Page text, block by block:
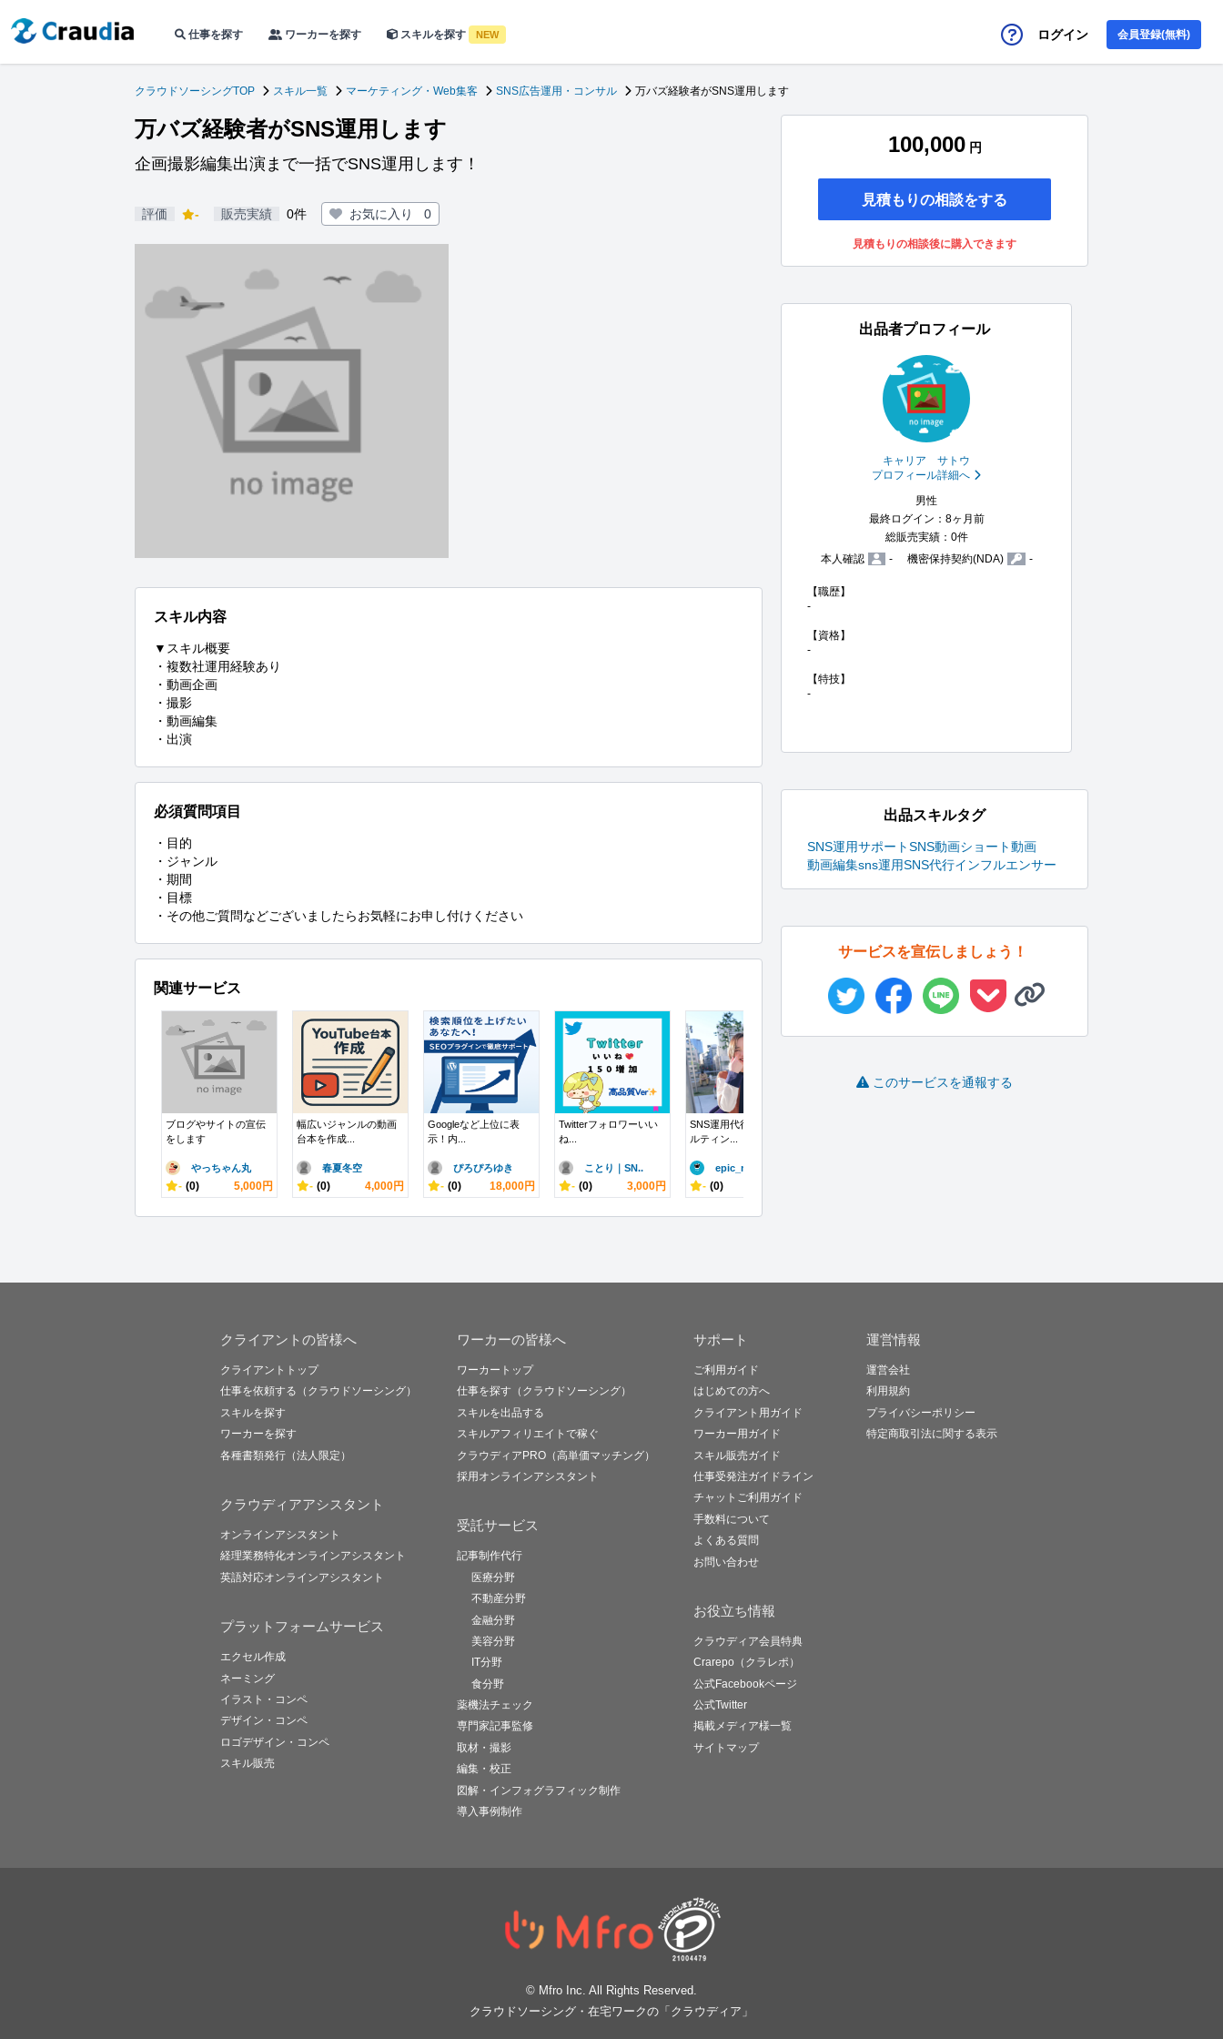
仕事を探す ワーカーを探す スキルを探す NEW ログイン 会員登録(無料)
クラウドソーシングTOP スキル一覧 マーケティング・Web集客 SNS広告運用・コンサル 万バズ経験者がSNS運用します
万バズ経験者がSNS運用します
企画撮影編集出演まで一括でSNS運用します！
評価 - 販売実績 0件 お気に入り 0
スキル内容
▼スキル概要
・複数社運用経験あり
・動画企画
・撮影
・動画編集
・出演
必須質問項目
・目的
・ジャンル
・期間
・目標
・その他ご質問などございましたらお気軽にお申し付けください
関連サービス
ブログやサイトの宣伝
をします
やっちゃん丸
- (0) 5,000円
幅広いジャンルの動画
台本を作成...
春夏冬空
- (0) 4,000円
Googleなど上位に表
示！内...
ぴろぴろゆき
- (0) 18,000円
Twitterフォロワーいい
ね...
ことり｜SN..
- (0) 3,000円
SNS運用代行・コンサ
ルティン...
epic_m..
- (0)
100,000 円
見積もりの相談をする
見積もりの相談後に購入できます
出品者プロフィール
キャリア サトウ
プロフィール詳細へ
男性
最終ログイン：8ヶ月前
総販売実績：0件
本人確認
- 機密保持契約(NDA) -
【職歴】
-
【資格】
-
【特技】
-
出品スキルタグ
SNS運用サポートSNS動画ショート動画
動画編集sns運用SNS代行インフルエンサー
サービスを宣伝しましょう！
このサービスを通報する
クライアントの皆様へ
クライアントトップ
仕事を依頼する（クラウドソーシング）
スキルを探す
ワーカーを探す
各種書類発行（法人限定）
クラウディアアシスタント
オンラインアシスタント
経理業務特化オンラインアシスタント
英語対応オンラインアシスタント
プラットフォームサービス
エクセル作成
ネーミング
イラスト・コンペ
デザイン・コンペ
ロゴデザイン・コンペ
スキル販売
ワーカーの皆様へ
ワーカートップ
仕事を探す（クラウドソーシング）
スキルを出品する
スキルアフィリエイトで稼ぐ
クラウディアPRO（高単価マッチング）
採用オンラインアシスタント
受託サービス
記事制作代行
医療分野
不動産分野
金融分野
美容分野
IT分野
食分野
薬機法チェック
専門家記事監修
取材・撮影
編集・校正
図解・インフォグラフィック制作
導入事例制作
サポート
ご利用ガイド
はじめての方へ
クライアント用ガイド
ワーカー用ガイド
スキル販売ガイド
仕事受発注ガイドライン
チャットご利用ガイド
手数料について
よくある質問
お問い合わせ
お役立ち情報
クラウディア会員特典
Crarepo（クラレポ）
公式Facebookページ
公式Twitter
掲載メディア様一覧
サイトマップ
運営情報
運営会社
利用規約
プライバシーポリシー
特定商取引法に関する表示
© Mfro Inc. All Rights Reserved.
クラウドソーシング・在宅ワークの「クラウディア」